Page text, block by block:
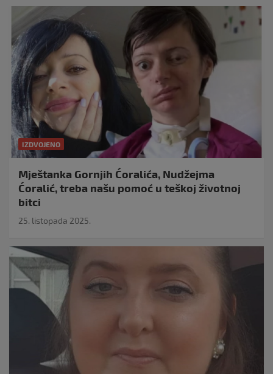
IZDVOJENO
Mještanka Gornjih Ćoralića, Nudžejma
Ćoralić, treba našu pomoć u teškoj životnoj
bitci
25. listopada 2025.